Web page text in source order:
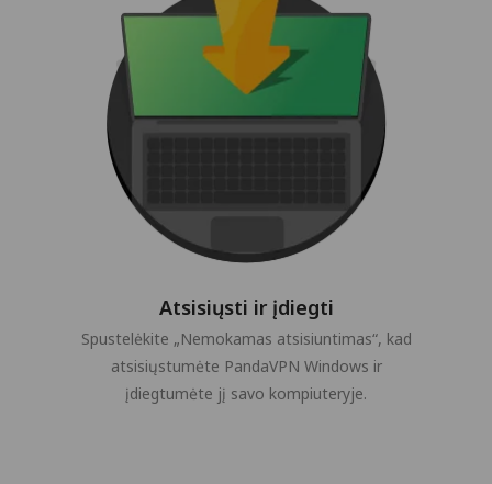
Atsisiųsti ir įdiegti
Spustelėkite „Nemokamas atsisiuntimas“, kad
atsisiųstumėte PandaVPN Windows ir
įdiegtumėte jį savo kompiuteryje.